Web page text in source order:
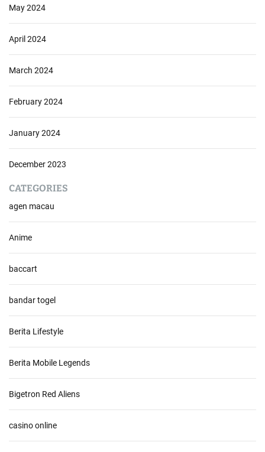
May 2024
April 2024
March 2024
February 2024
January 2024
December 2023
CATEGORIES
agen macau
Anime
baccart
bandar togel
Berita Lifestyle
Berita Mobile Legends
Bigetron Red Aliens
casino online